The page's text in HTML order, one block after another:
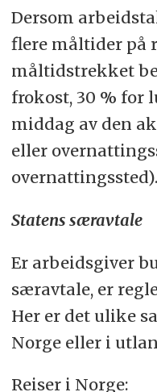
Dersom
flere måltider på
måltidstrekket
frokost, 30 % for
middag av den
eller
overnattingssted).
Statens særavtale
Er arbeidsgiver
særavtale, er
Her er det ulike
Norge eller i
Reiser i Norge: